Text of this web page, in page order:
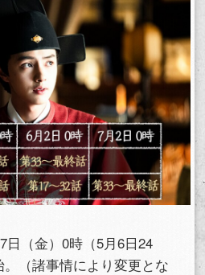
日（金）0時（5月6日24
（諸事情により変更とな